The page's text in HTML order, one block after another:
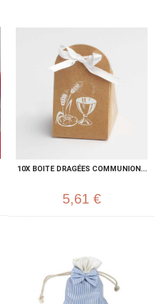
10X BOITE DRAGÉES COMMUNION...
5,61 €